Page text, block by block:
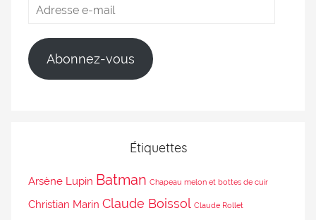
Abonnez-vous
Étiquettes
Arsène Lupin Batman Chapeau melon et bottes de cuir
Christian Marin Claude Boissol Claude Rollet